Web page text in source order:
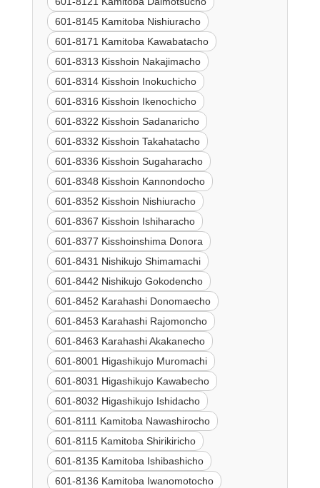
601-8145 Kamitoba Nishiuracho
601-8171 Kamitoba Kawabatacho
601-8313 Kisshoin Nakajimacho
601-8314 Kisshoin Inokuchicho
601-8316 Kisshoin Ikenochicho
601-8322 Kisshoin Sadanaricho
601-8332 Kisshoin Takahatacho
601-8336 Kisshoin Sugaharacho
601-8348 Kisshoin Kannondocho
601-8352 Kisshoin Nishiuracho
601-8367 Kisshoin Ishiharacho
601-8377 Kisshoinshima Donora
601-8431 Nishikujo Shimamachi
601-8442 Nishikujo Gokodencho
601-8452 Karahashi Donomaecho
601-8453 Karahashi Rajomoncho
601-8463 Karahashi Akakanecho
601-8001 Higashikujo Muromachi
601-8031 Higashikujo Kawabecho
601-8032 Higashikujo Ishidacho
601-8111 Kamitoba Nawashirocho
601-8115 Kamitoba Shirikiricho
601-8135 Kamitoba Ishibashicho
601-8136 Kamitoba Iwanomotocho